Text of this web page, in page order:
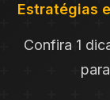
Estratégias
Confira 1